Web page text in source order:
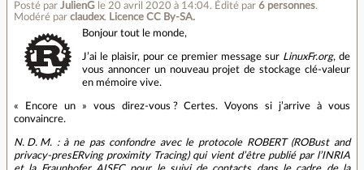
Posté par JulienG le 20 avril 2020 à 14:04. Édité par 6 personnes.
Modéré par claudex. Licence CC By‑SA.
Bonjour tout le monde,
J’ai le plaisir, pour ce premier message sur LinuxFr.org, de
vous annoncer un nouveau projet de stockage clé‑valeur
en mémoire vive.
« Encore un » vous direz‑vous ? Certes. Voyons si j’arrive à vous
convaincre.
N. D. M. : à ne pas confondre avec le protocole ROBERT (ROBust and
privacy‐presERving proximity Tracing) qui vient d’être publié par l’INRIA